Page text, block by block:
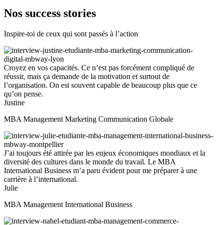
Nos success stories
Inspire-toi de ceux qui sont passés à l’action
Croyez en vos capacités. Ce n’est pas forcément compliqué de
réussir, mais ça demande de la motivation et surtout de
l’organisation. On est souvent capable de beaucoup plus que ce
qu’on pense.
Justine
MBA Management Marketing Communication Globale
J’ai toujours été attirée par les enjeux économiques mondiaux et la
diversité des cultures dans le monde du travail. Le MBA
International Business m’a paru évident pour me préparer à une
carrière à l’international.
Julie
MBA Management International Business